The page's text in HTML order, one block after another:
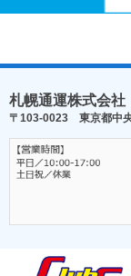
札幌通運株式会社
〒103-0023 東京都中